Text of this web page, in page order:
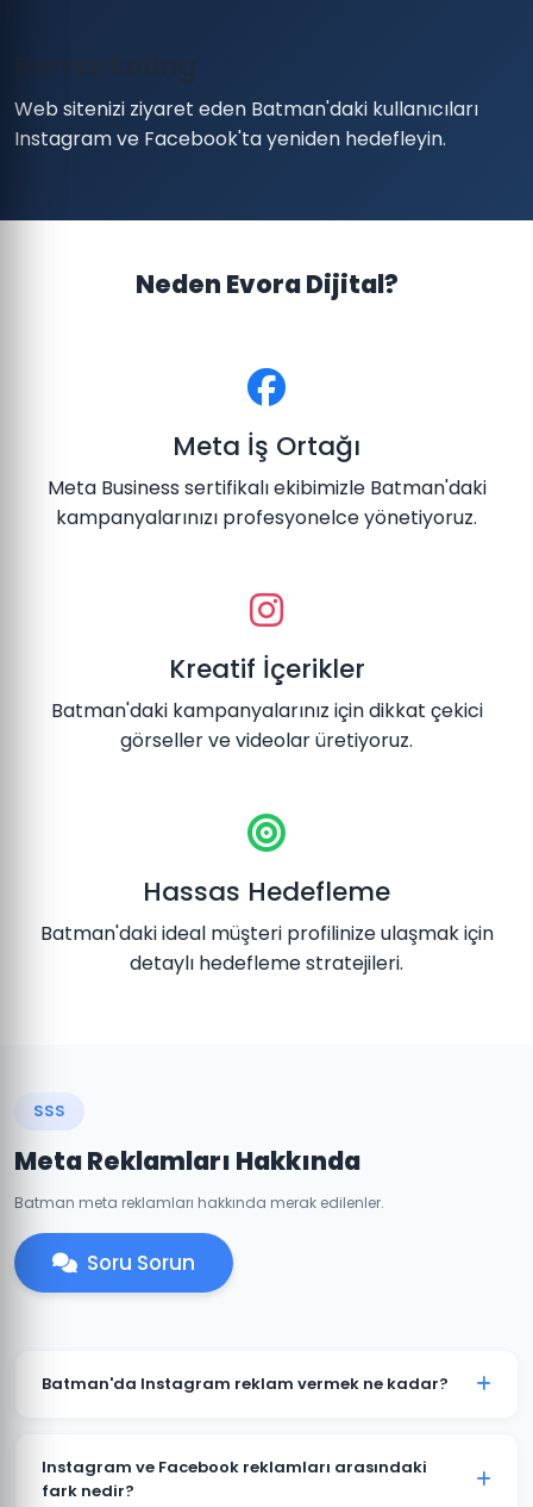
Web sitenizi ziyaret eden Batman'daki kullanıcıları
Instagram ve Facebook'ta yeniden hedefleyin.
Neden Evora Dijital?
Meta İş Ortağı
Meta Business sertifikalı ekibimizle Batman'daki
kampanyalarınızı profesyonelce yönetiyoruz.
Kreatif İçerikler
Batman'daki kampanyalarınız için dikkat çekici
görseller ve videolar üretiyoruz.
Hassas Hedefleme
Batman'daki ideal müşteri profilinize ulaşmak için
detaylı hedefleme stratejileri.
SSS
Meta Reklamları Hakkında
Batman meta reklamları hakkında merak edilenler.
Soru Sorun
Batman'da Instagram reklam vermek ne kadar?
sektörünüze göre değişir. Batman'daki işletmeniz için
günlük 50 TL'den başlayan bütçelerle etkili
Instagram ve Facebook reklamları arasındaki
fark nedir?